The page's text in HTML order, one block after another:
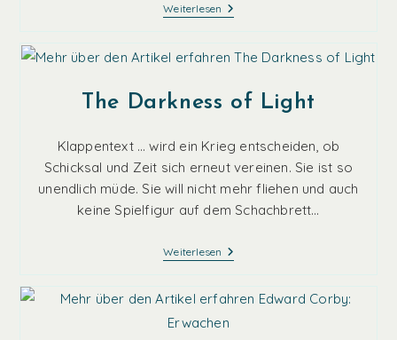
Weiterlesen Wenn
Passt
The Darkness of Light
Klappentext … wird ein Krieg entscheiden, ob
Schicksal und Zeit sich erneut vereinen. Sie ist so
unendlich müde. Sie will nicht mehr fliehen und auch
keine Spielfigur auf dem Schachbrett…
Weiterlesen The
Darkness
Light